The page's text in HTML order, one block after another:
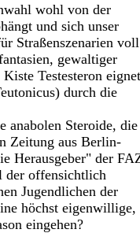
wohl von der
und sich unser
Straßenszenarien voll
gewaltiger
Testesteron
durch die
anabolen Steroide, die
Zeitung aus Berlin-
Herausgeber" der
der offensichtlich
Jugendlichen der
höchst eigenwillige,
eingehen?